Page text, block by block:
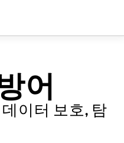
어
이터 보호, 탐